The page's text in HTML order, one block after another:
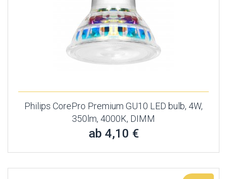
Philips CorePro Premium GU10 LED bulb, 4W,
350lm, 4000K, DIMM
ab 4,10 €